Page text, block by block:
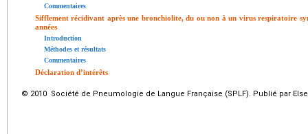
Commentaires
Sifflement récidivant après une bronchiolite, du ou non à un virus respiratoire
années
Introduction
Méthodes et résultats
Commentaires
Déclaration d’intérêts
© 2010 Société de Pneumologie de Langue Française (SPLF). Publié par